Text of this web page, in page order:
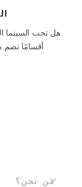
هل تحب السينما
أقسامًا تضم
من نحن؟